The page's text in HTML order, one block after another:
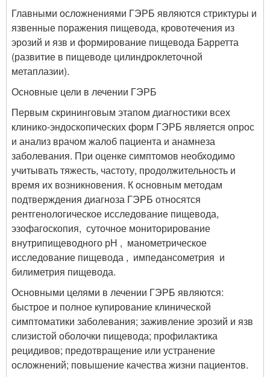
Главными осложнениями ГЭРБ являются стриктуры и
язвенные поражения пищевода, кровотечения из
эрозий и язв и формирование пищевода Барретта
(развитие в пищеводе цилиндроклеточной
метаплазии).
Основные цели в лечении ГЭРБ
Первым скрининговым этапом диагностики всех
клинико-эндоскопических форм ГЭРБ является опрос
и анализ врачом жалоб пациента и анамнеза
заболевания. При оценке симптомов необходимо
учитывать тяжесть, частоту, продолжительность и
время их возникновения. К основным методам
подтверждения диагноза ГЭРБ относятся
рентгенологическое исследование пищевода,
эзофагоскопия, суточное мониторирование
внутрипищеводного рН , манометрическое
исследование пищевода , импедансометрия и
билиметрия пищевода.
Основными целями в лечении ГЭРБ являются:
быстрое и полное купирование клинической
симптоматики заболевания; заживление эрозий и язв
слизистой оболочки пищевода; профилактика
рецидивов; предотвращение или устранение
осложнений; повышение качества жизни пациентов.